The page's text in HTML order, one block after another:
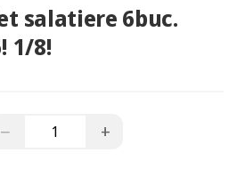
salatiere 6buc.
1/8!
− +